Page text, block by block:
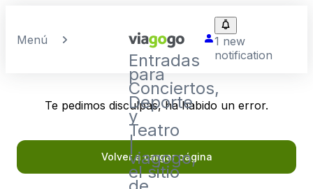
Menú
Entradas
para
Conciertos,
Deporte
y
Teatro
|
viagogo,
el sitio
1 new
notification
Te pedimos disculpas, ha habido un error.
Volver a cargar página